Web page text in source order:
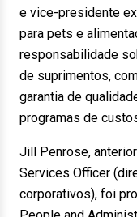
e vice-presidente
para pets e
responsabilidade
de suprimentos,
garantia de
programas de
Jill Penrose,
Services Officer
corporativos), foi